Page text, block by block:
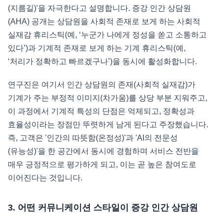
(지름길)'을 자극한다고 설명합니다. 증강 인간 상담원
(AHA) 공개는 상담원을 사회적 존재로 보게 하는 사회적
실재감 휴리스틱(예, ‘누군가 나에게 정성을 쏟고 소통하고
있다’)과 기계적 존재로 보게 하는 기계 휴리스틱(예,
‘처리가 정확하고 빠르겠구나’)을 동시에 활성화합니다.
연구진은 여기서 인간 상담원의 존재(사회적 실재감)가
기계가 주는 부정적 이미지(차가움)를 상당 부분 지워주고,
이 과정에서 기계적 특성의 단점은 억제되고, 정확성과
효율성이라는 장점만 뚜렷하게 남게 된다고 주장했습니다.
즉, 고객은 '인간의 따뜻함(온정성)'과 'AI의 전문성
(유능성)'을 한 공간에서 동시에 경험하며 서비스 전반을
매우 긍정적으로 평가하게 되고, 이는 곧 높은 참여도로
이어진다는 것입니다.
3. 어떤 커뮤니케이션 스타일이 증강 인간 상담원